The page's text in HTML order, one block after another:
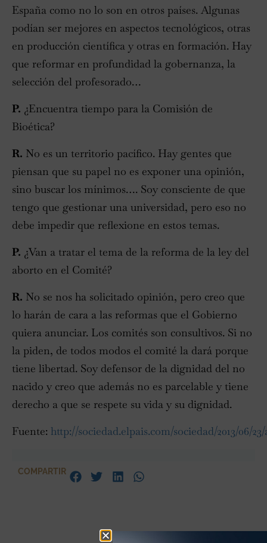
España como no lo son en otros países. Algunas
podían ser mejores en aspectos tecnológicos, otras
en producción científica y otras en formación. Hay
que reformar en profundidad la gobernanza, la
selección del profesorado…
P. ¿Encuentra tiempo para la Comisión de
Bioética?
R. No es un territorio pacífico. Hay gentes que
piensan que su papel no es exponer una opinión,
sino buscar los mínimos…. Soy consciente de que
tengo que gestionar una universidad, pero eso no
debe impedir que reflexione en estos temas.
P. ¿Van a tratar el tema de la reforma de la ley del
aborto en el Comité?
R. No se nos ha solicitado opinión, pero creo que
lo harán de cara a las reformas que el Gobierno
quiera anunciar. Los comités son consultivos. Si no
la piden, de todos modos el comité la dará porque
tiene libertad. Soy defensor de la dignidad del no
nacido y creo que además no es parcelable y tiene
derecho a que se respete su vida y su dignidad.
Fuente: http://sociedad.elpais.com/sociedad/2013/06/23/
COMPARTIR